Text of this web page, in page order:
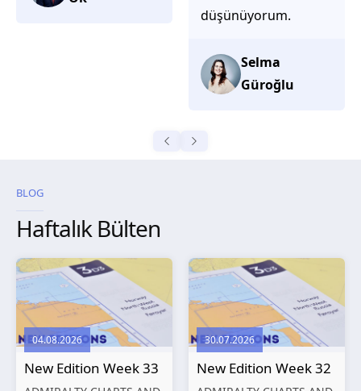
düşünüyorum.
Selma
Güroğlu
BLOG
Haftalık Bülten
04.08.2026
New Edition Week 33
30.07.2026
New Edition Week 32